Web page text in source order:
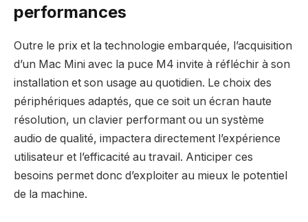
performances
Outre le prix et la technologie embarquée, l’acquisition
d’un Mac Mini avec la puce M4 invite à réfléchir à son
installation et son usage au quotidien. Le choix des
périphériques adaptés, que ce soit un écran haute
résolution, un clavier performant ou un système
audio de qualité, impactera directement l’expérience
utilisateur et l’efficacité au travail. Anticiper ces
besoins permet donc d’exploiter au mieux le potentiel
de la machine.